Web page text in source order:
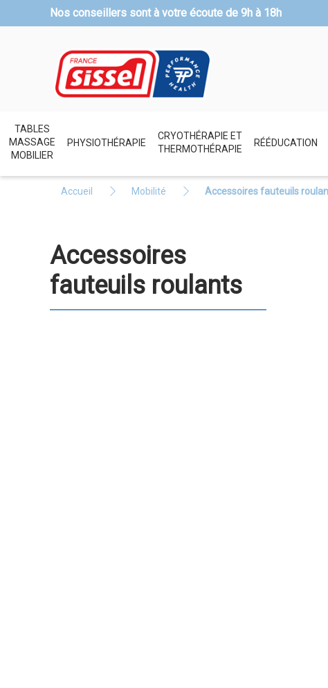
Nos conseillers sont à votre écoute de 9h à 18h
TABLES
MASSAGE
MOBILIER
PHYSIOTHÉRAPIE
CRYOTHÉRAPIE ET
THERMOTHÉRAPIE
RÉÉDUCATION
Accueil Mobilité Accessoires fauteuils
Accessoires
fauteuils roulants